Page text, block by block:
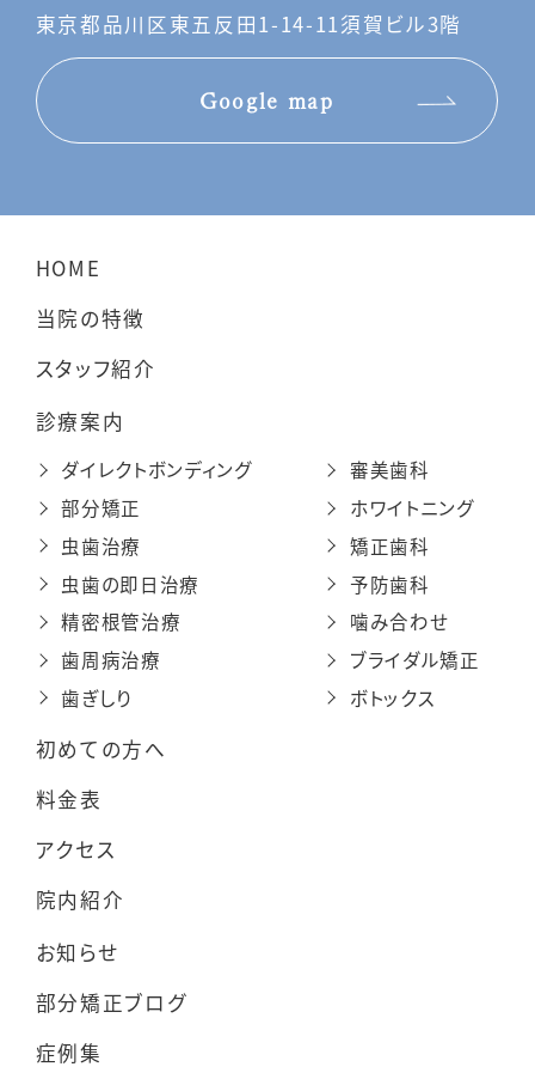
東京都品川区東五反田1-14-11須賀ビル3階
Google map
HOME
当院の特徴
スタッフ紹介
診療案内
ダイレクトボンディング
部分矯正
虫歯治療
虫歯の即日治療
精密根管治療
歯周病治療
歯ぎしり
審美歯科
ホワイトニング
矯正歯科
予防歯科
噛み合わせ
ブライダル矯正
ボトックス
初めての方へ
料金表
アクセス
院内紹介
お知らせ
部分矯正ブログ
症例集